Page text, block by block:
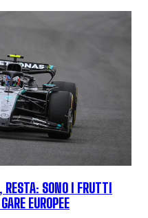
SONO I FRUTTI
EUROPEE